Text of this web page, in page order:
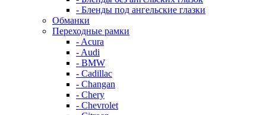
- Бленды под ангельские глазки
Обманки
Переходные рамки
- Acura
- Audi
- BMW
- Cadillac
- Changan
- Chery
- Chevrolet